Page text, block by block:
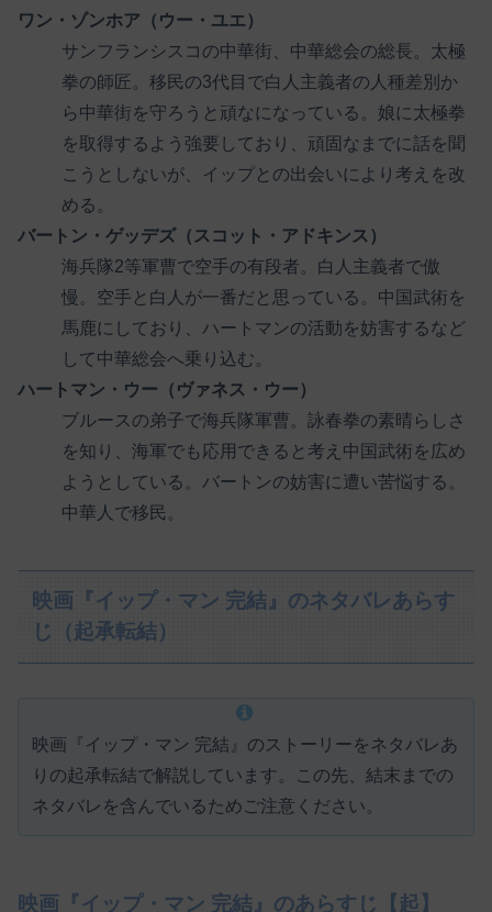
ワン・ゾンホア（ウー・ユエ）
サンフランシスコの中華街、中華総会の総長。太極
拳の師匠。移民の3代目で白人主義者の人種差別か
ら中華街を守ろうと頑なになっている。娘に太極拳
を取得するよう強要しており、頑固なまでに話を聞
こうとしないが、イップとの出会いにより考えを改
める。
バートン・ゲッデズ（スコット・アドキンス）
海兵隊2等軍曹で空手の有段者。白人主義者で傲
慢。空手と白人が一番だと思っている。中国武術を
馬鹿にしており、ハートマンの活動を妨害するなど
して中華総会へ乗り込む。
ハートマン・ウー（ヴァネス・ウー）
ブルースの弟子で海兵隊軍曹。詠春拳の素晴らしさ
を知り、海軍でも応用できると考え中国武術を広め
ようとしている。バートンの妨害に遭い苦悩する。
中華人で移民。
映画『イップ・マン 完結』のネタバレあらす
じ（起承転結）
映画『イップ・マン 完結』のストーリーをネタバレあ
りの起承転結で解説しています。この先、結末までの
ネタバレを含んでいるためご注意ください。
映画『イップ・マン 完結』のあらすじ【起】